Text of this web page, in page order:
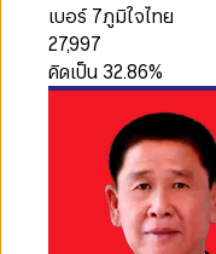
เบอร์ 7ภูมิใจไทย
27,997
คิดเป็น 32.86%